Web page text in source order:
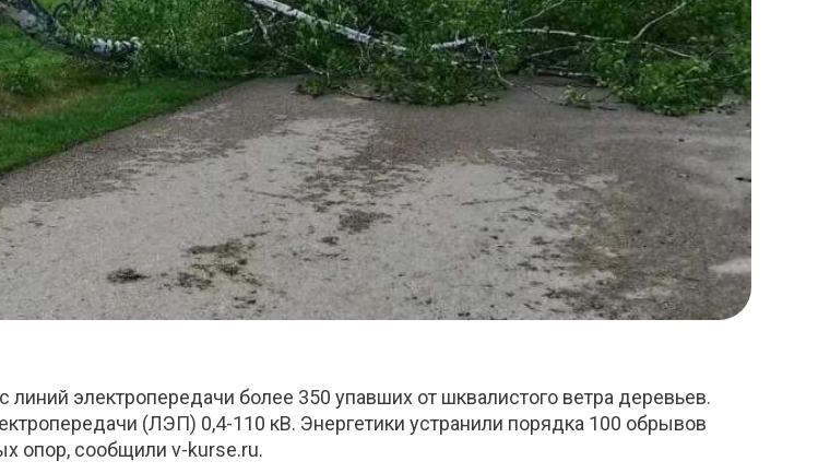
электропередачи более 350 упавших от шквалистого ветра деревьев.
(ЛЭП) 0,4-110 кВ. Энергетики устранили порядка 100 обрывов
опор, сообщили v-kurse.ru.